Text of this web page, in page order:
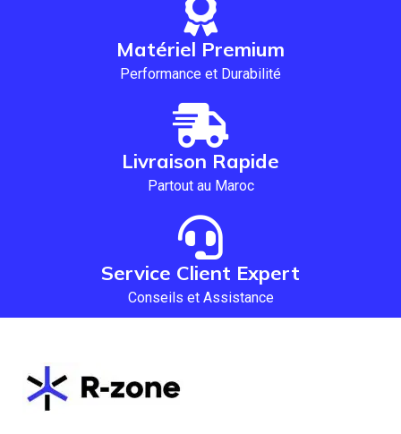
Matériel Premium
Performance et Durabilité
Livraison Rapide
Partout au Maroc
Service Client Expert
Conseils et Assistance